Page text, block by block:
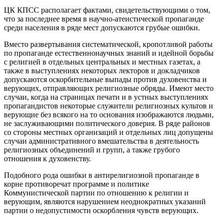
ЦК КПСС располагает фактами, свидетельствующими о том,
что за последнее время в научно-атеистической пропаганде
среди населения в ряде мест допускаются грубые ошибки.
Вместо развертывания систематической, кропотливой работы
по пропаганде естественнонаучных знаний и идейной борьбы
с религией в отдельных центральных и местных газетах, а
также в выступлениях некоторых лекторов и докладчиков
допускаются оскорбительные выпады против духовенства и
верующих, отправляющих религиозные обряды. Имеют место
случаи, когда на страницах печати и в устных выступлениях
пропагандистов некоторые служители религиозных культов и
верующие без всякого на то основания изображаются людьми,
не заслуживающими политического доверия. В ряде районов
со стороны местных организаций и отдельных лиц допущены
случаи административного вмешательства в деятельность
религиозных объединений и групп, а также грубого
отношения к духовенству.
Подобного рода ошибки в антирелигиозной пропаганде в
корне противоречат программе и политике
Коммунистической партии по отношению к религии и
верующим, являются нарушением неоднократных указаний
партии о недопустимости оскорбления чувств верующих.